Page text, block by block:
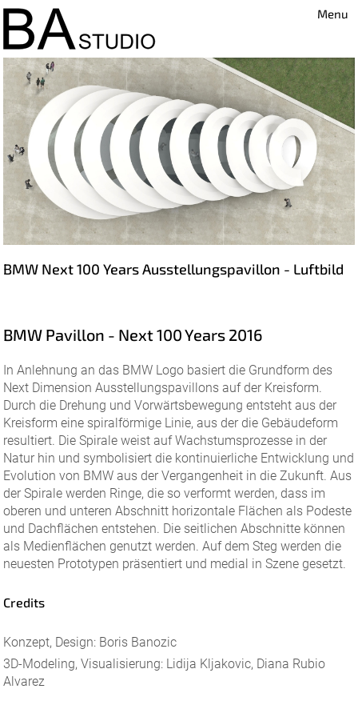
Menu
BMW Next 100 Years Ausstellungspavillon - Luftbild
BMW Pavillon - Next 100 Years 2016
In Anlehnung an das BMW Logo basiert die Grundform des
Next Dimension Ausstellungspavillons auf der Kreisform.
Durch die Drehung und Vorwärtsbewegung entsteht aus der
Kreisform eine spiralförmige Linie, aus der die Gebäudeform
resultiert. Die Spirale weist auf Wachstumsprozesse in der
Natur hin und symbolisiert die kontinuierliche Entwicklung und
Evolution von BMW aus der Vergangenheit in die Zukunft. Aus
der Spirale werden Ringe, die so verformt werden, dass im
oberen und unteren Abschnitt horizontale Flächen als Podeste
und Dachflächen entstehen. Die seitlichen Abschnitte können
als Medienflächen genutzt werden. Auf dem Steg werden die
neuesten Prototypen präsentiert und medial in Szene gesetzt.
Credits
Konzept, Design: Boris Banozic
3D-Modeling, Visualisierung: Lidija Kljakovic, Diana Rubio
Alvarez